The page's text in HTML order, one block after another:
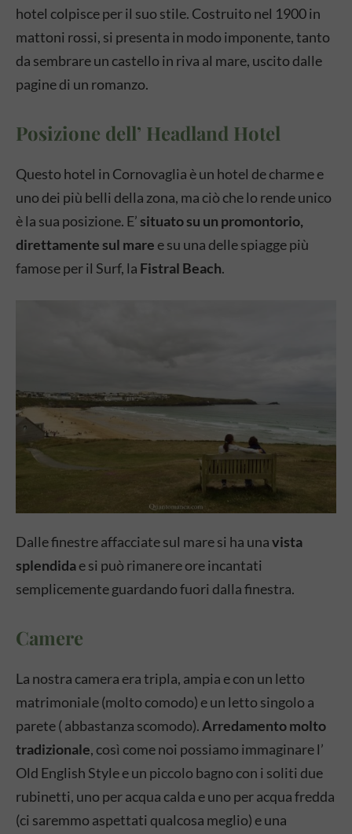
hotel colpisce per il suo stile. Costruito nel 1900 in
mattoni rossi, si presenta in modo imponente, tanto
da sembrare un castello in riva al mare, uscito dalle
pagine di un romanzo.
Posizione dell’ Headland Hotel
Questo hotel in Cornovaglia è un hotel de charme e
uno dei più belli della zona, ma ciò che lo rende unico
è la sua posizione. E’situato su un promontorio,
direttamente sul mare e su una delle spiagge più
famose per il Surf, la Fistral Beach.
Dalle finestre affacciate sul mare si ha unavista
splendidae si può rimanere ore incantati
semplicemente guardando fuori dalla finestra.
Camere
La nostra camera era tripla, ampia e con un letto
matrimoniale (molto comodo) e un letto singolo a
parete ( abbastanza scomodo).Arredamento molto
tradizionale, così come noi possiamo immaginare l’
Old English Style e un piccolo bagno con i soliti due
rubinetti, uno per acqua calda e uno per acqua fredda
(ci saremmo aspettati qualcosa meglio) e una